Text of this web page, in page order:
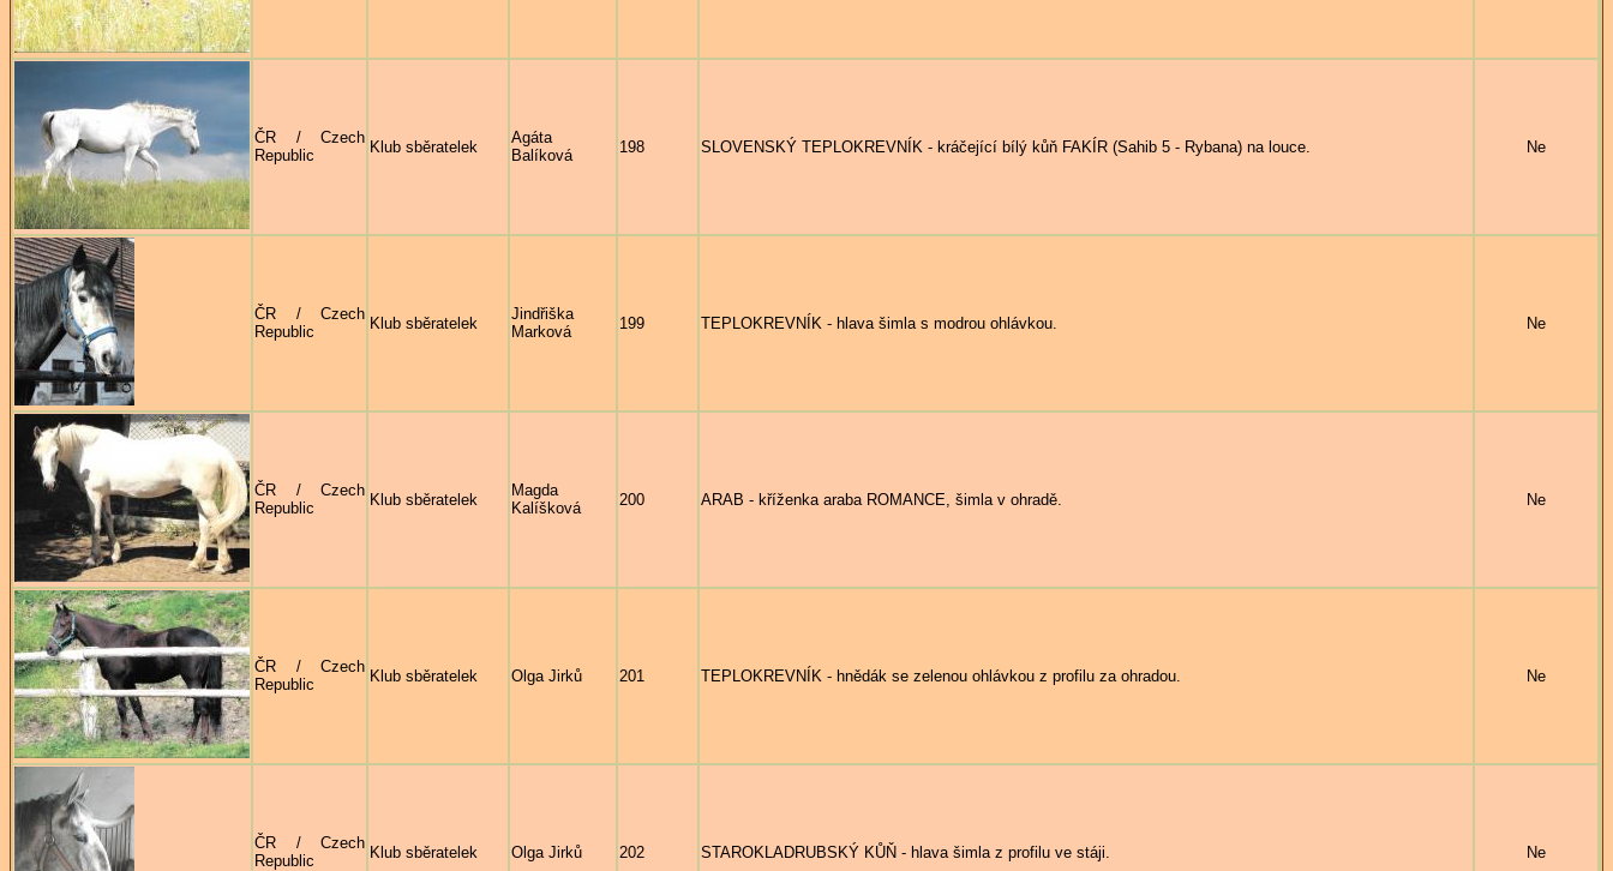
ČR / Czech
Republic
Klub sběratelek
Agáta
Balíková
198 SLOVENSKÝ TEPLOKREVNÍK - kráčející bílý kůň FAKÍR (Sahib 5 - Rybana) na louce. Ne
ČR / Czech
Republic
Klub sběratelek
Jindřiška
Marková
199 TEPLOKREVNÍK - hlava šimla s modrou ohlávkou. Ne
ČR / Czech
Republic
Klub sběratelek
Magda
Kalíšková
200 ARAB - kříženka araba ROMANCE, šimla v ohradě. Ne
ČR / Czech
Republic
Klub sběratelek Olga Jirků 201 TEPLOKREVNÍK - hnědák se zelenou ohlávkou z profilu za ohradou. Ne
ČR / Czech
Republic
Klub sběratelek Olga Jirků 202 STAROKLADRUBSKÝ KŮŇ - hlava šimla z profilu ve stáji. Ne